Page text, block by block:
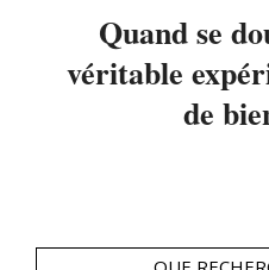
Quand se
véritable
de